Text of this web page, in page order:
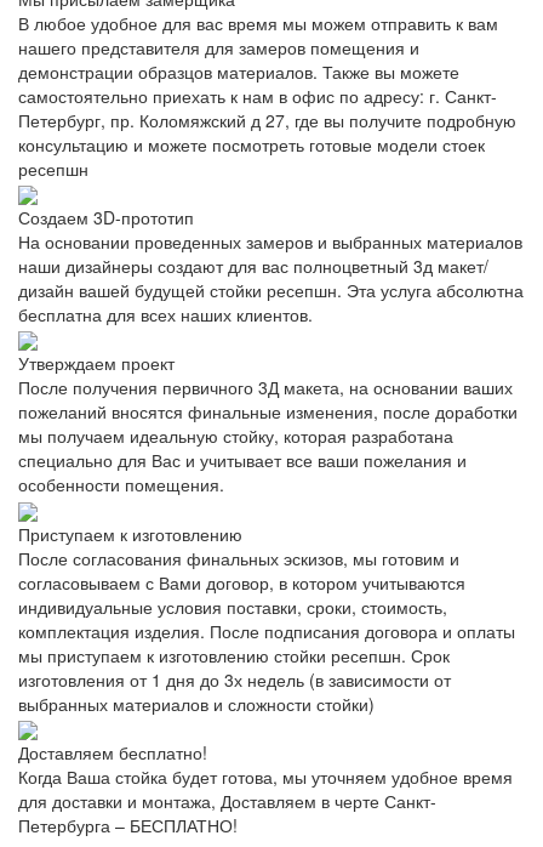
В любое удобное для вас время мы можем отправить к вам
нашего представителя для замеров помещения и
демонстрации образцов материалов. Также вы можете
самостоятельно приехать к нам в офис по адресу: г. Санкт-
Петербург, пр. Коломяжский д 27, где вы получите подробную
консультацию и можете посмотреть готовые модели стоек
ресепшн
Создаем 3D-прототип
На основании проведенных замеров и выбранных материалов
наши дизайнеры создают для вас полноцветный 3д макет/
дизайн вашей будущей стойки ресепшн. Эта услуга абсолютна
бесплатна для всех наших клиентов.
Утверждаем проект
После получения первичного 3Д макета, на основании ваших
пожеланий вносятся финальные изменения, после доработки
мы получаем идеальную стойку, которая разработана
специально для Вас и учитывает все ваши пожелания и
особенности помещения.
Приступаем к изготовлению
После согласования финальных эскизов, мы готовим и
согласовываем с Вами договор, в котором учитываются
индивидуальные условия поставки, сроки, стоимость,
комплектация изделия. После подписания договора и оплаты
мы приступаем к изготовлению стойки ресепшн. Срок
изготовления от 1 дня до 3х недель (в зависимости от
выбранных материалов и сложности стойки)
Доставляем бесплатно!
Когда Ваша стойка будет готова, мы уточняем удобное время
для доставки и монтажа, Доставляем в черте Санкт-
Петербурга – БЕСПЛАТНО!